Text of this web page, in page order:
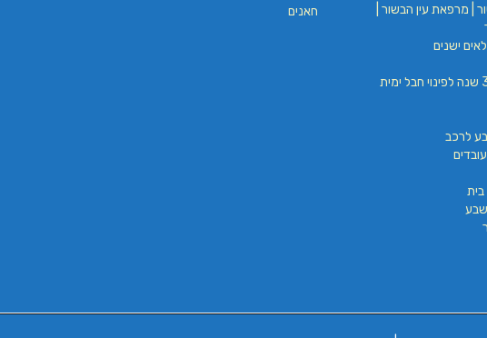
חאנים
| מרפאת עין הבשור |
ישנים
שינוי קל בלו"ז אירוע 35 שנה לפינוי חבל ימית
לרכב